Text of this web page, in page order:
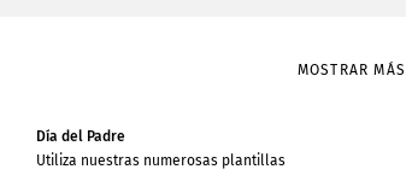
MOSTRAR MÁS
Día del Padre
Utiliza nuestras numerosas plantillas